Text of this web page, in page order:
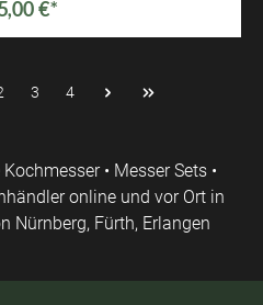
€*
3 4
• Messer Sets •
online und vor Ort in
Nürnberg, Fürth, Erlangen